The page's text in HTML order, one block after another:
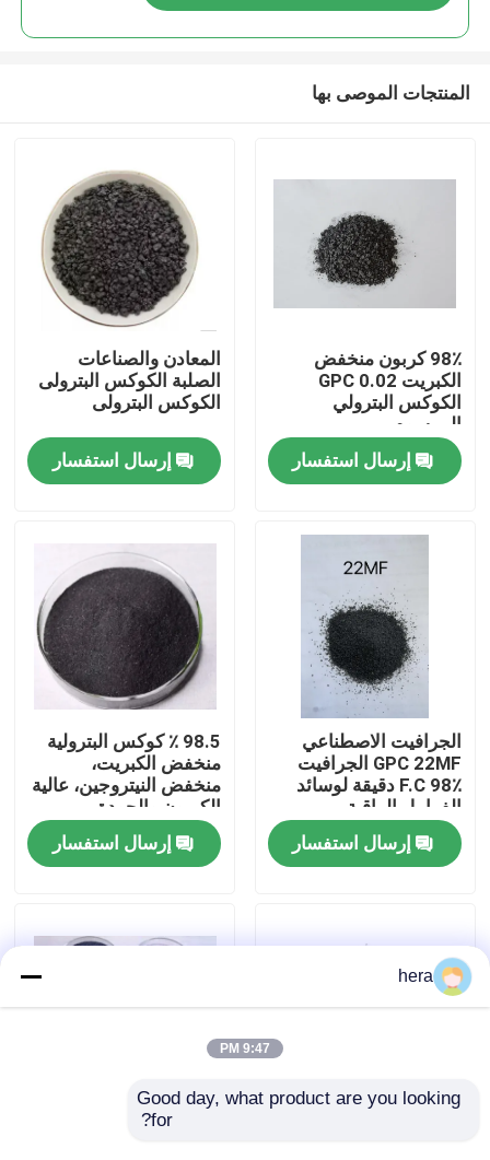
منتجات
معلومات عنا
جولة في المعمل
مراقبة الجودة
اتصل بنا
أخبار
حالات
المنتجات الموصى بها
98٪ كربون منخفض
الكبريت 0.02 GPC
الكوكس البترولي
المرسوم
إرسال استفسار
المعادن والصناعات
الصلبة الكوكس البترولى
الكوكس البترولى
إرسال استفسار
الجرافيت الاصطناعي
GPC 22MF الجرافيت
F.C 98٪ دقيقة لوسائد
الفرامل الراقية
إرسال استفسار
98.5 ٪ كوكس البترولية
منخفض الكبريت،
منخفض النيتروجين، عالية
الكربون والجودة
إرسال استفسار
أعلى سعر لـ (غرافيت
hera
9:47 PM
Good day, what product are you looking
for?